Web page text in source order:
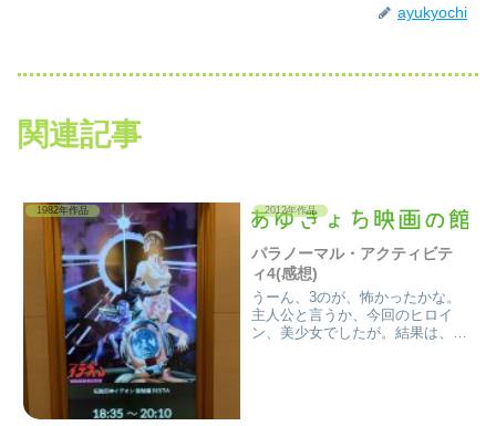
ayukyochi
関連記事
1982年作品 2012年作品
パラノーマル・アクティビテ
ィ4(感想)
うーん、3のが、怖かったかな。
主人公と言うか、今回のヒロイ
ン、美少女でしたが。結果は、結